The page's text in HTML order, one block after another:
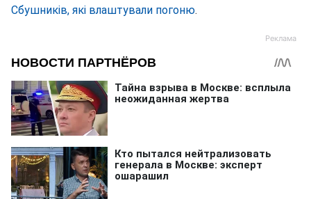
Сбушників, які влаштували погоню.